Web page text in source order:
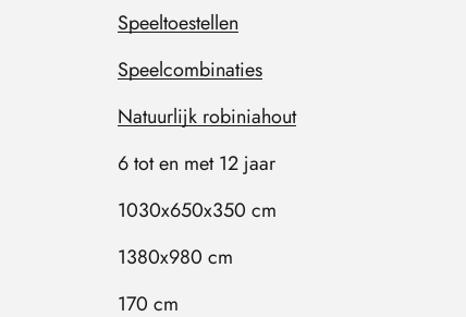
Speeltoestellen
Speelcombinaties
Natuurlijk robiniahout
6 tot en met 12 jaar
1030x650x350 cm
1380x980 cm
170 cm